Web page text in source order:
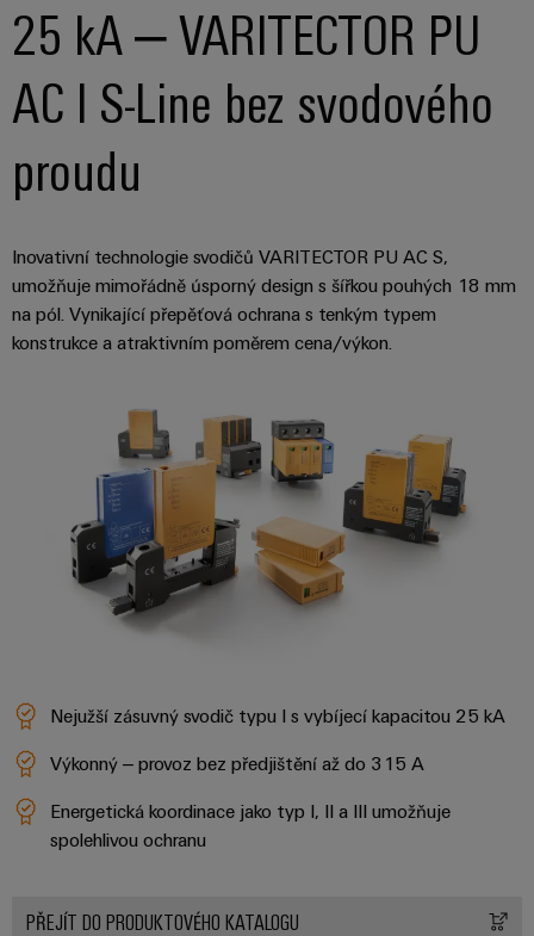
25 kA – VARITECTOR PU
AC I S-Line bez svodového
proudu
Inovativní technologie svodičů VARITECTOR PU AC S,
umožňuje mimořádně úsporný design s šířkou pouhých 18 mm
na pól. Vynikající přepěťová ochrana s tenkým typem
konstrukce a atraktivním poměrem cena/výkon.
Nejužší zásuvný svodič typu I s vybíjecí kapacitou 25 kA
Výkonný – provoz bez předjištění až do 315 A
Energetická koordinace jako typ I, II a III umožňuje
spolehlivou ochranu
PŘEJÍT DO PRODUKTOVÉHO KATALOGU